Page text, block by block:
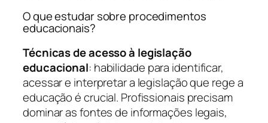
O que estudar sobre procedimentos
educacionais?
Técnicas de acesso à legislação
educacional: habilidade para identificar,
acessar e interpretar a legislação que rege a
educação é crucial. Profissionais precisam
dominar as fontes de informações legais,